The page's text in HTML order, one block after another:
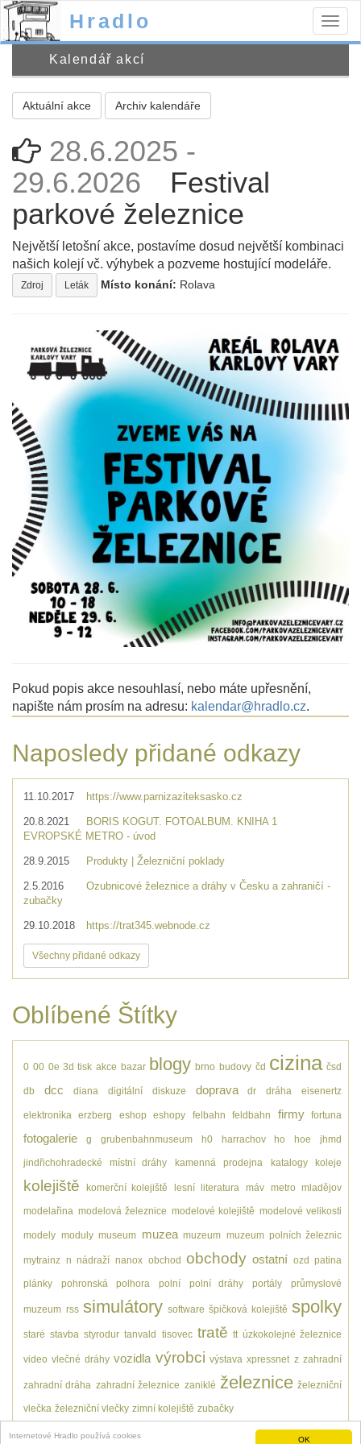
OK
Internetové Hradlo používá cookies
Hradlo
Kalendář akcí
Aktuální akce Archiv kalendáře
28.6.2025 -
29.6.2026
Festival
parkové železnice
Největší letošní akce, postavíme dosud největší kombinaci
našich kolejí vč. výhybek a pozveme hostující modeláře.
Zdroj Leták Místo konání: Rolava
Pokud popis akce nesouhlasí, nebo máte upřesnění,
napište nám prosím na adresu: kalendar@hradlo.cz.
Naposledy přidané odkazy
11.10.2017 https://www.parnizaziteksasko.cz
20.8.2021
BORIS KOGUT. FOTOALBUM. KNIHA 1
EVROPSKÉ METRO - úvod
28.9.2015 Produkty | Železniční poklady
2.5.2016
Ozubnicové železnice a dráhy v Česku a zahraničí -
zubačky
29.10.2018 https://trat345.webnode.cz
Všechny přidané odkazy
Oblíbené Štítky
0 00 0e 3d tisk akce bazar blogy brno budovy čd cizina čsd
db dcc diana digitální diskuze doprava dr dráha eisenertz
elektronika erzberg eshop eshopy felbahn feldbahn firmy fortuna
fotogalerie g grubenbahnmuseum h0 harrachov ho hoe jhmd
jindřichohradecké místní dráhy kamenná prodejna katalogy koleje
kolejiště komerční kolejiště lesní literatura máv metro mladějov
modelařina modelová železnice modelové kolejiště modelové velikosti
modely moduly museum muzea muzeum muzeum polních železnic
mytrainz n nádraží nanox obchod obchody ostatní ozd patina
plánky pohronská polhora polní polní dráhy portály průmyslové
muzeum rss simulátory software špičková kolejiště spolky
staré stavba styrodur tanvald tisovec tratě tt úzkokolejné železnice
video vlečné dráhy vozidla výrobci výstava xpressnet z zahradní
zahradní dráha zahradní železnice zaniklé železnice železniční
vlečka železniční vlečky zimní kolejiště zubačky